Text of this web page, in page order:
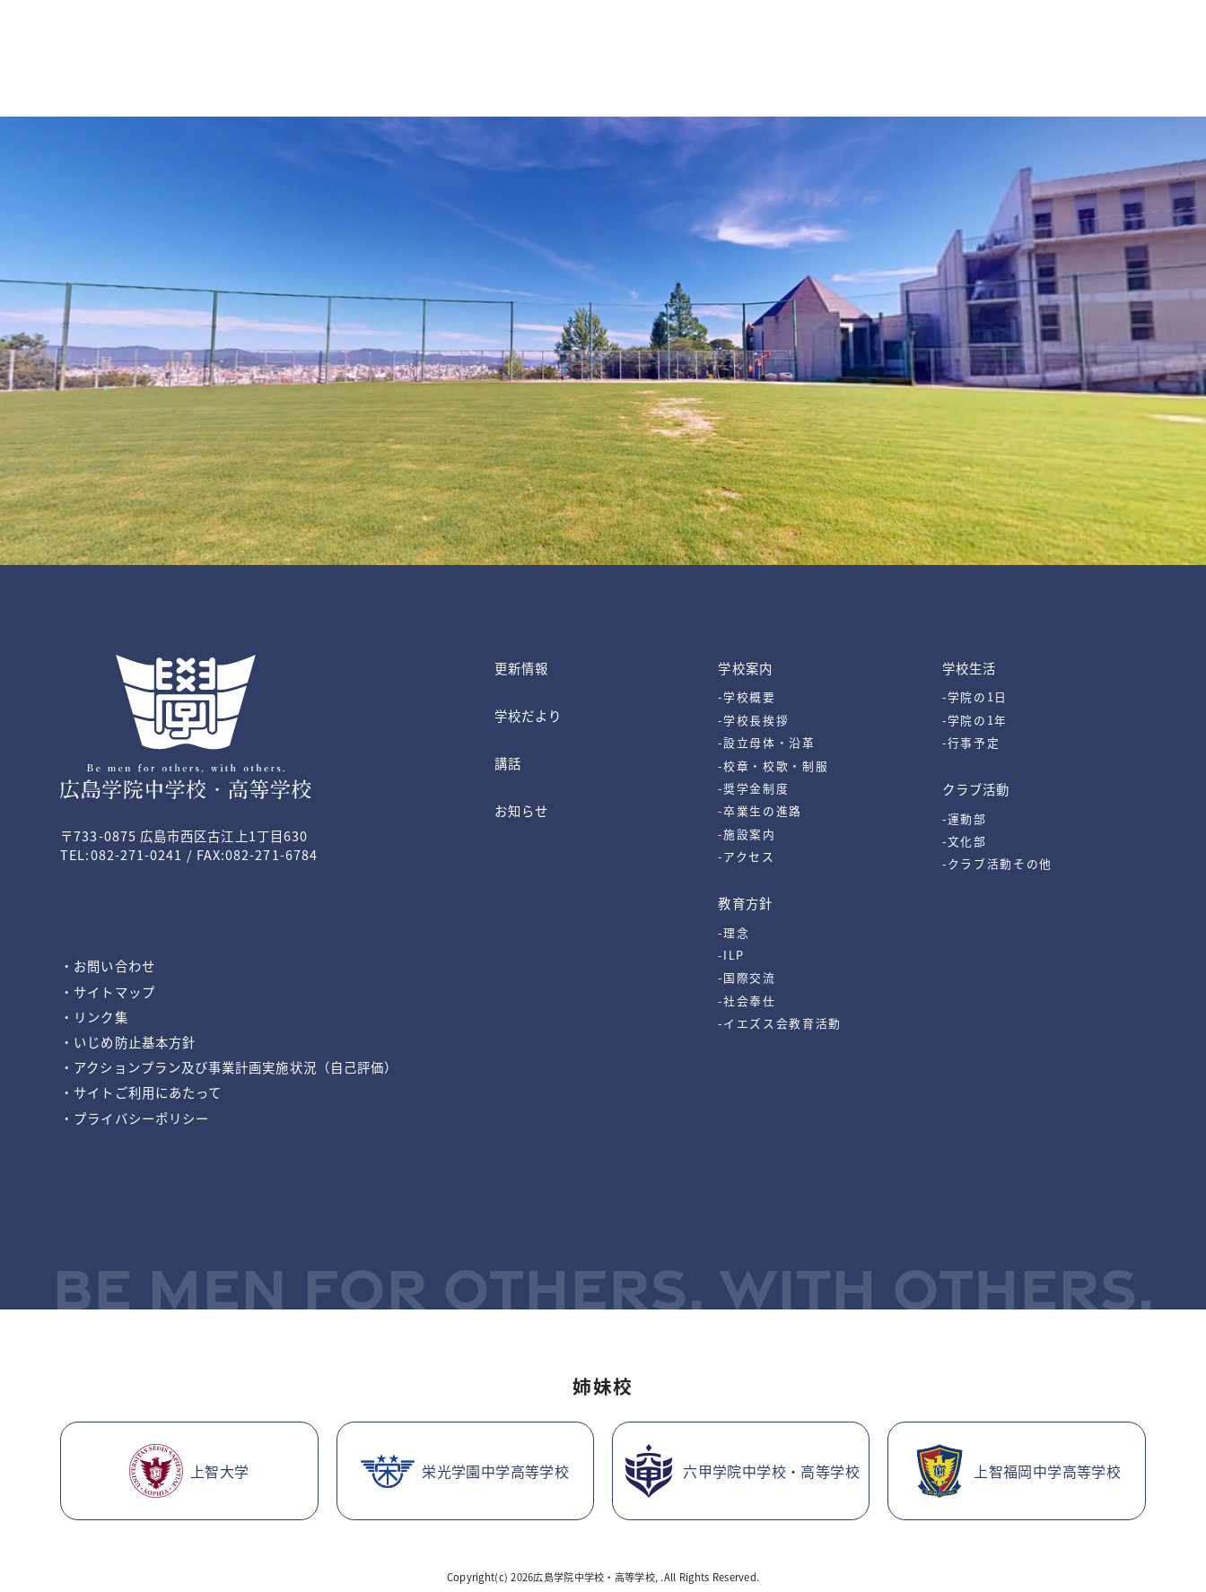
〒733-0875 広島市西区古江上1丁目630
TEL:082-271-0241 / FAX:082-271-6784
・お問い合わせ
・サイトマップ
・リンク集
・いじめ防止基本方針
・アクションプラン及び事業計画実施状況（自己評価）
・サイトご利用にあたって
・プライバシーポリシー
更新情報
学校だより
講話
お知らせ
学校案内
-学校概要
-学校長挨拶
-設立母体・沿革
-校章・校歌・制服
-奨学金制度
-卒業生の進路
-施設案内
-アクセス
教育方針
-理念
-ILP
-国際交流
-社会奉仕
-イエズス会教育活動
学校生活
-学院の1日
-学院の1年
-行事予定
クラブ活動
-運動部
-文化部
-クラブ活動その他
BE MEN FOR OTHERS, WITH OTHERS.
姉妹校
上智大学 栄光学園中学高等学校 六甲学院中学校・高等学校 上智福岡中学高等学校
Copyright(c) 2026広島学院中学校・高等学校, .All Rights Reserved.